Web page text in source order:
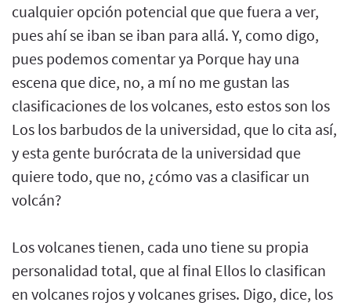
cualquier opción potencial que que fuera a ver,
pues ahí se iban se iban para allá. Y, como digo,
pues podemos comentar ya Porque hay una
escena que dice, no, a mí no me gustan las
clasificaciones de los volcanes, esto estos son los
Los los barbudos de la universidad, que lo cita así,
y esta gente burócrata de la universidad que
quiere todo, que no, ¿cómo vas a clasificar un
volcán?
Los volcanes tienen, cada uno tiene su propia
personalidad total, que al final Ellos lo clasifican
en volcanes rojos y volcanes grises. Digo, dice, los